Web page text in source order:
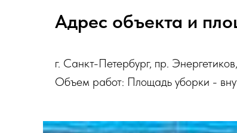
Адрес объекта и
г. Санкт-Петербург, пр.
Объем работ: Площадь уборки -